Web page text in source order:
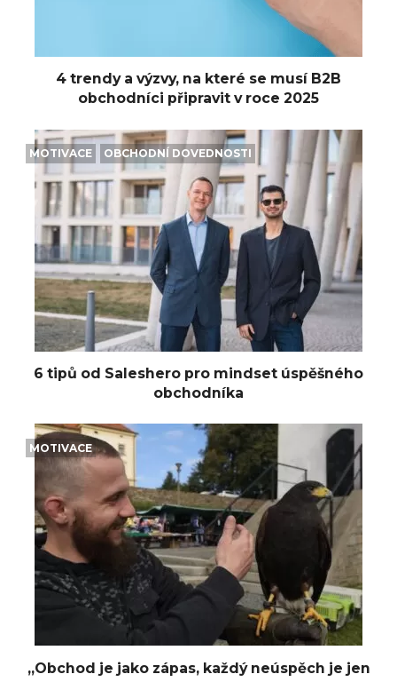
4 trendy a výzvy, na které se musí B2B
obchodníci připravit v roce 2025
MOTIVACE OBCHODNÍ DOVEDNOSTI
6 tipů od Saleshero pro mindset úspěšného
obchodníka
MOTIVACE
„Obchod je jako zápas, každý neúspěch je jen